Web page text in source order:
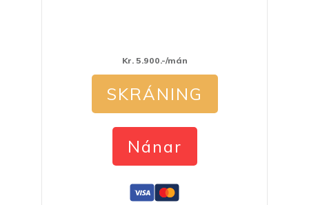
Kr. 5.900.-/mán
SKRÁNING
Nánar